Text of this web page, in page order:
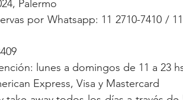
Palermo
por Whatsapp: 11 2710-7410 /
lunes a domingos de 11 a 23
Express, Visa y Mastercard